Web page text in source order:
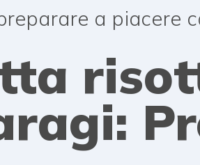
a piacere